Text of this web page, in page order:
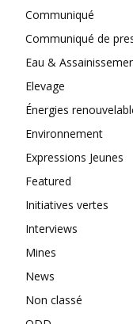
Communiqué
Communiqué de
Eau &
Elevage
Énergies
Environnement
Expressions Jeunes
Featured
Initiatives vertes
Interviews
Mines
News
Non classé